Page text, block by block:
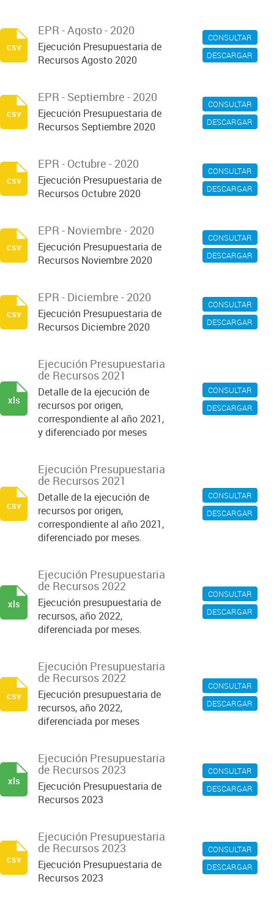
CONSULTAR
DESCARGAR
EPR - Agosto - 2020
Ejecución Presupuestaria de
Recursos Agosto 2020
csv
CONSULTAR
DESCARGAR
EPR - Septiembre - 2020
Ejecución Presupuestaria de
Recursos Septiembre 2020
csv
CONSULTAR
DESCARGAR
EPR - Octubre - 2020
Ejecución Presupuestaria de
Recursos Octubre 2020
csv
CONSULTAR
DESCARGAR
EPR - Noviembre - 2020
Ejecución Presupuestaria de
Recursos Noviembre 2020
csv
CONSULTAR
DESCARGAR
EPR - Diciembre - 2020
Ejecución Presupuestaria de
Recursos Diciembre 2020
csv
CONSULTAR
DESCARGAR
Ejecución Presupuestaria
de Recursos 2021
Detalle de la ejecución de
recursos por origen,
correspondiente al año 2021,
y diferenciado por meses
xls
CONSULTAR
DESCARGAR
Ejecución Presupuestaria
de Recursos 2021
Detalle de la ejecución de
recursos por origen,
correspondiente al año 2021,
diferenciado por meses.
csv
CONSULTAR
DESCARGAR
Ejecución Presupuestaria
de Recursos 2022
Ejecución presupuestaria de
recursos, año 2022,
diferenciada por meses.
xls
CONSULTAR
DESCARGAR
Ejecución Presupuestaria
de Recursos 2022
Ejecución presupuestaria de
recursos, año 2022,
diferenciada por meses
csv
CONSULTAR
DESCARGAR
Ejecución Presupuestaria
de Recursos 2023
Ejecución Presupuestaria de
Recursos 2023
xls
CONSULTAR
DESCARGAR
Ejecución Presupuestaria
de Recursos 2023
Ejecución Presupuestaria de
Recursos 2023
csv